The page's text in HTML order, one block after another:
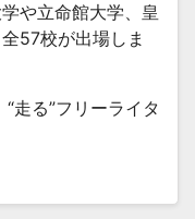
や立命館大学、皇
57校が出場しま
る”フリーライタ